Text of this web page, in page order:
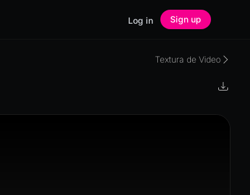
Log in Sign up
Textura de Video